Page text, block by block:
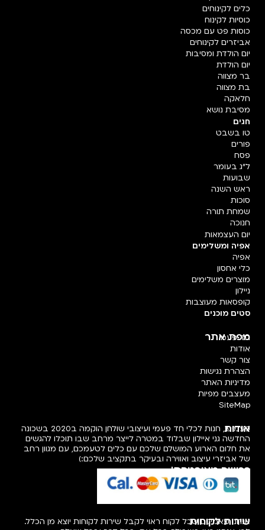
כלים לקינוחים
כוסיות לקינוח
כוסות פט עם מכסה
אביזרים לקינוחים
יום הולדת ומסיבות
יום הולדת
בר מצווה
בת מצווה
חלאקה
מסיבת נושא
חגים
טו בשבט
פורים
פסח
ל"ג בעומר
שבועות
ראש השנה
סוכות
שמחת תורה
חנוכה
יום העצמאות
אפיה ומשלימים
אפיה
כלי אחסון
מוצרים משלימים
ניילון
קופסאות מעוצבות
סטים מוכנים
מפת אתר
חד פעמי
אודות
צור קשר
הצהרת נגישות
מדיניות האתר
מעצבים מפיות
SiteMap
אודות
פעמיפו, חנות לכלי חד פעמי ועיצובי שולחן הוקמה ב2020 בשכונה
החדשה גני איילון שבלוד במטרה לייצר מרחב שבו תוכלו להגשים
את חלום הארוע המושלם שלכם עם כלים לטעמכם, עם מגוון רחב
של אביזרי עיצוב ואווירה ובעיקר בתקציב שלכם:)
רכישה מאובטחת!
שירות לקוחות
אנחנו מאמינים שכל לקוח ראוי לקבל שירות לקוחות יוצא מן הכלל.